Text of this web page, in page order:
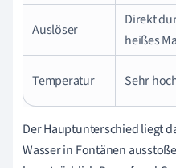
Auslöser
Direkt
heißes
Temperatur Sehr
Der Hauptunterschied liegt
Wasser in Fontänen